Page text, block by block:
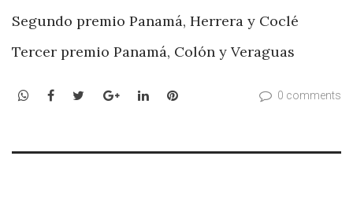
Segundo premio Panamá, Herrera y Coclé
Tercer premio Panamá, Colón y Veraguas
WhatsApp
Facebook
TwitterGoogle+LinkedInPinterest 0 comments